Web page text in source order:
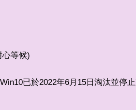
心等候)
已於2022年6月15日淘汰並停止